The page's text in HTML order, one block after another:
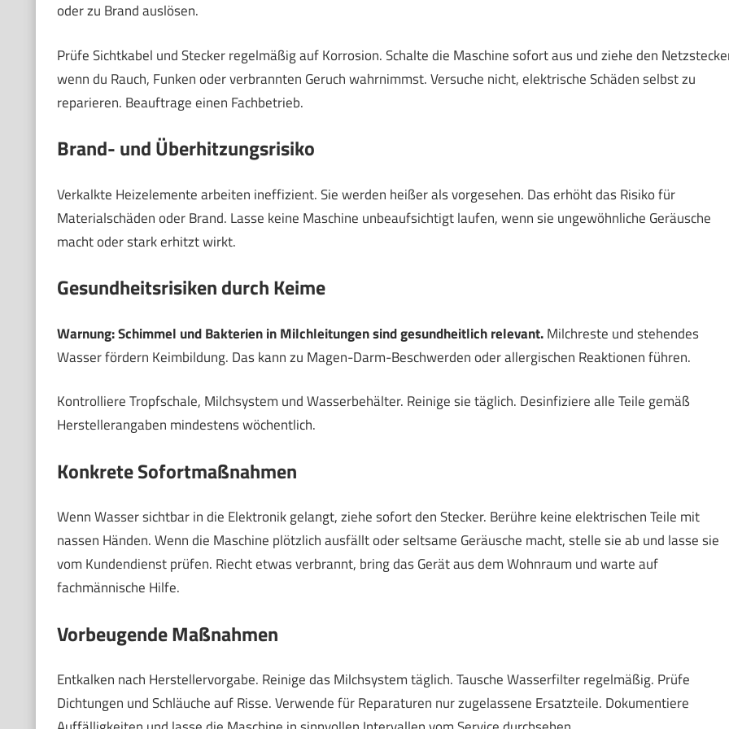
oder zu Brand auslösen.
Prüfe Sichtkabel und Stecker regelmäßig auf Korrosion. Schalte die Maschine sofort aus und ziehe den
wenn du Rauch, Funken oder verbrannten Geruch wahrnimmst. Versuche nicht, elektrische Schäden selbst zu
reparieren. Beauftrage einen Fachbetrieb.
Brand- und Überhitzungsrisiko
Verkalkte Heizelemente arbeiten ineffizient. Sie werden heißer als vorgesehen. Das erhöht das Risiko für
Materialschäden oder Brand. Lasse keine Maschine unbeaufsichtigt laufen, wenn sie ungewöhnliche Geräusche
macht oder stark erhitzt wirkt.
Gesundheitsrisiken durch Keime
Warnung: Schimmel und Bakterien in Milchleitungen sind gesundheitlich relevant.Milchreste und stehendes
Wasser fördern Keimbildung. Das kann zu Magen-Darm-Beschwerden oder allergischen Reaktionen führen.
Kontrolliere Tropfschale, Milchsystem und Wasserbehälter. Reinige sie täglich. Desinfiziere alle Teile gemäß
Herstellerangaben mindestens wöchentlich.
Konkrete Sofortmaßnahmen
Wenn Wasser sichtbar in die Elektronik gelangt, ziehe sofort den Stecker. Berühre keine elektrischen Teile mit
nassen Händen. Wenn die Maschine plötzlich ausfällt oder seltsame Geräusche macht, stelle sie ab und lasse sie
vom Kundendienst prüfen. Riecht etwas verbrannt, bring das Gerät aus dem Wohnraum und warte auf
fachmännische Hilfe.
Vorbeugende Maßnahmen
Entkalken nach Herstellervorgabe. Reinige das Milchsystem täglich. Tausche Wasserfilter regelmäßig. Prüfe
Dichtungen und Schläuche auf Risse. Verwende für Reparaturen nur zugelassene Ersatzteile. Dokumentiere